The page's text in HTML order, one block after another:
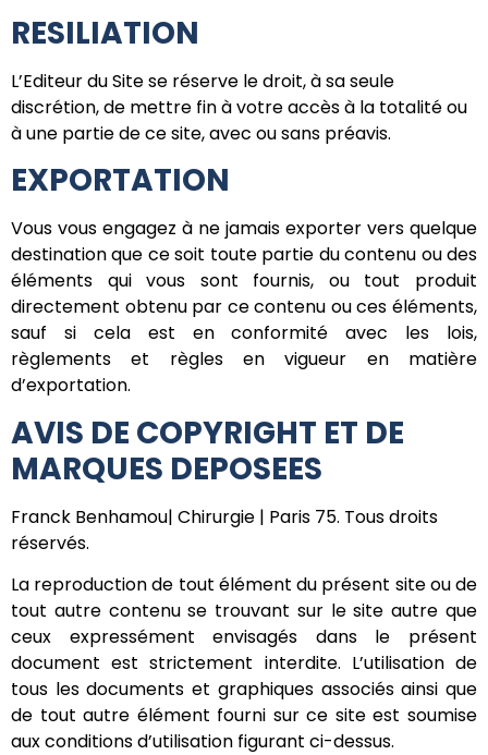
RESILIATION
L’Editeur du Site se réserve le droit, à sa seule
discrétion, de mettre fin à votre accès à la totalité ou
à une partie de ce site, avec ou sans préavis.
EXPORTATION
Vous vous engagez à ne jamais exporter vers quelque
destination que ce soit toute partie du contenu ou des
éléments qui vous sont fournis, ou tout produit
directement obtenu par ce contenu ou ces éléments,
sauf si cela est en conformité avec les lois,
règlements et règles en vigueur en matière
d’exportation.
AVIS DE COPYRIGHT ET DE
MARQUES DEPOSEES
Franck Benhamou| Chirurgie | Paris 75. Tous droits
réservés.
La reproduction de tout élément du présent site ou de
tout autre contenu se trouvant sur le site autre que
ceux expressément envisagés dans le présent
document est strictement interdite. L’utilisation de
tous les documents et graphiques associés ainsi que
de tout autre élément fourni sur ce site est soumise
aux conditions d’utilisation figurant ci-dessus.